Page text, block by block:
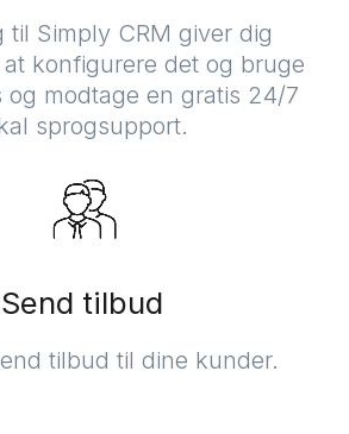
til Simply CRM giver dig
konfigurere det og bruge
og modtage en gratis 24/7
sprogsupport.
Send tilbud
tilbud til dine kunder.